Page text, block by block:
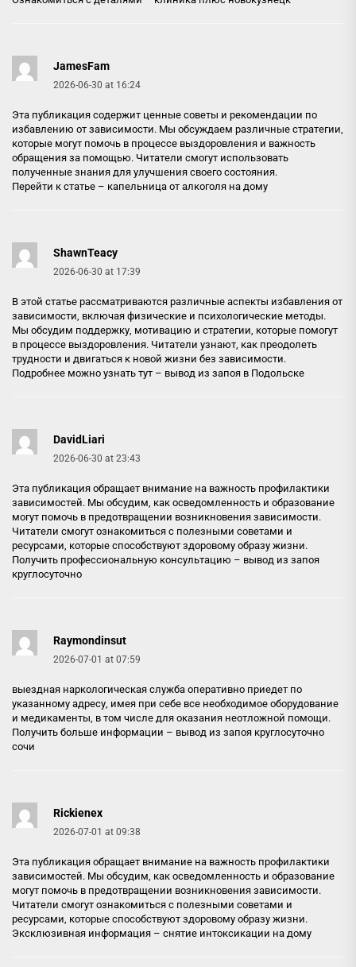
JamesFam
2026-06-30 at 16:24
Эта публикация содержит ценные советы и рекомендации по
избавлению от зависимости. Мы обсуждаем различные стратегии,
которые могут помочь в процессе выздоровления и важность
обращения за помощью. Читатели смогут использовать
полученные знания для улучшения своего состояния.
Перейти к статье – капельница от алкоголя на дому
ShawnTeacy
2026-06-30 at 17:39
В этой статье рассматриваются различные аспекты избавления от
зависимости, включая физические и психологические методы.
Мы обсудим поддержку, мотивацию и стратегии, которые помогут
в процессе выздоровления. Читатели узнают, как преодолеть
трудности и двигаться к новой жизни без зависимости.
Подробнее можно узнать тут – вывод из запоя в Подольске
DavidLiari
2026-06-30 at 23:43
Эта публикация обращает внимание на важность профилактики
зависимостей. Мы обсудим, как осведомленность и образование
могут помочь в предотвращении возникновения зависимости.
Читатели смогут ознакомиться с полезными советами и
ресурсами, которые способствуют здоровому образу жизни.
Получить профессиональную консультацию – вывод из запоя
круглосуточно
Raymondinsut
2026-07-01 at 07:59
выездная наркологическая служба оперативно приедет по
указанному адресу, имея при себе все необходимое оборудование
и медикаменты, в том числе для оказания неотложной помощи.
Получить больше информации – вывод из запоя круглосуточно
сочи
Rickienex
2026-07-01 at 09:38
Эта публикация обращает внимание на важность профилактики
зависимостей. Мы обсудим, как осведомленность и образование
могут помочь в предотвращении возникновения зависимости.
Читатели смогут ознакомиться с полезными советами и
ресурсами, которые способствуют здоровому образу жизни.
Эксклюзивная информация – снятие интоксикации на дому